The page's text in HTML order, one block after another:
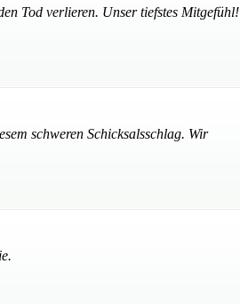
Tod verlieren. Unser tiefstes Mitgefühl!
schweren Schicksalsschlag. Wir